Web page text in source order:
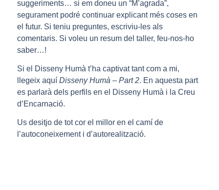
suggeriments… si em doneu un “M’agrada”,
segurament podré continuar explicant més coses en
el futur. Si teniu preguntes, escriviu-les als
comentaris. Si voleu un resum del taller, feu-nos-ho
saber…!
Si el Disseny Humà t’ha captivat tant com a mi,
llegeix aquí Disseny Humà – Part 2. En aquesta part
es parlarà dels perfils en el Disseny Humà i la Creu
d’Encarnació.
Us desitjo de tot cor el millor en el camí de
l’autoconeixement i d’autorealització.